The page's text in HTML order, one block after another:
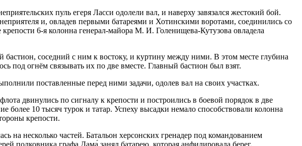
пуль егеря Ласси одолели вал, и наверху завязался жестокий бой.
и, овладев первыми батареями и Хотинскими воротами, соединились со
6-я колонна генерал-майора М. И. Голенищева-Кутузова овладела
соседний с ним к востоку, и куртину между ними. В этом месте глубина
под огнём связывать их по две вместе. Главный бастион был взят.
поставленные перед ними задачи, одолев вал на своих участках.
двинулись по сигналу к крепости и построились в боевой порядок в две
более 10 тысяч турок и татар. Успеху высадки немало способствовали колонна
крепости.
на несколько частей. Батальон херсонских гренадер под командованием
полковника графа Дама́ занял батарею, которая анфилировала берег.